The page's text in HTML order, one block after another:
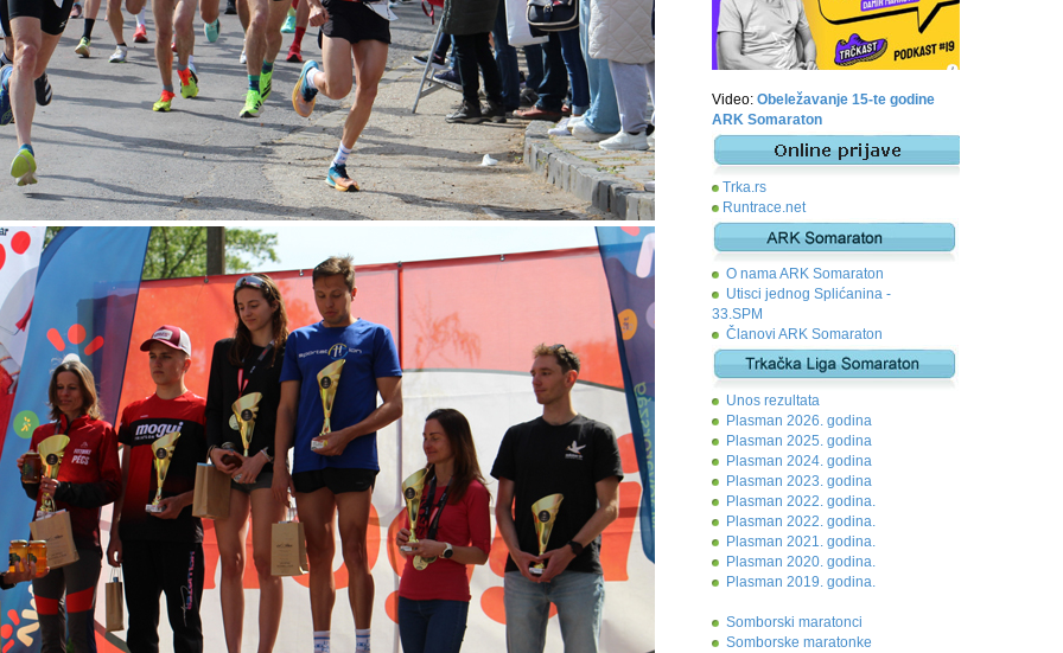
Video: Obeležavanje 15-te godine
ARK Somaraton
Trka.rs
Runtrace.net
O nama ARK Somaraton
Utisci jednog Splićanina -
33.SPM
Članovi ARK Somaraton
Unos rezultata
Plasman 2026. godina
Plasman 2025. godina
Plasman 2024. godina
Plasman 2023. godina
Plasman 2022. godina.
Plasman 2022. godina.
Plasman 2021. godina.
Plasman 2020. godina.
Plasman 2019. godina.
Somborski maratonci
Somborske maratonke